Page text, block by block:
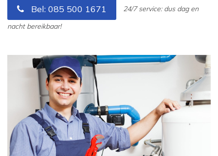
Bel: 085 500 1671
24/7 service: dus dag en
nacht bereikbaar!